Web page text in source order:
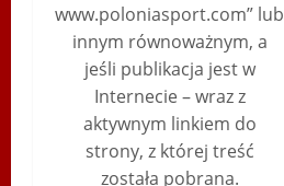
www.poloniasport.com” lub
innym równoważnym, a
jeśli publikacja jest w
Internecie – wraz z
aktywnym linkiem do
strony, z której treść
została pobrana.